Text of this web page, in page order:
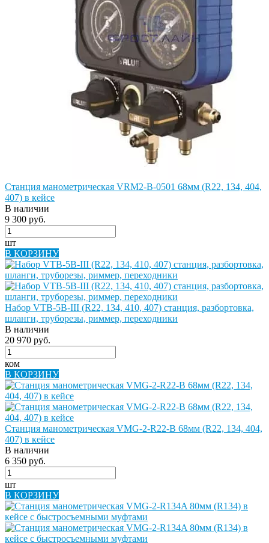
Станция манометрическая VRM2-B-0501 68мм (R22, 134, 404,
407) в кейсе
В наличии
9 300 руб.
шт
В КОРЗИНУ
Набор VTB-5B-III (R22, 134, 410, 407) станция, разбортовка,
шланги, труборезы, риммер, переходники
В наличии
20 970 руб.
ком
В КОРЗИНУ
Станция манометрическая VMG-2-R22-B 68мм (R22, 134, 404,
407) в кейсе
В наличии
6 350 руб.
шт
В КОРЗИНУ